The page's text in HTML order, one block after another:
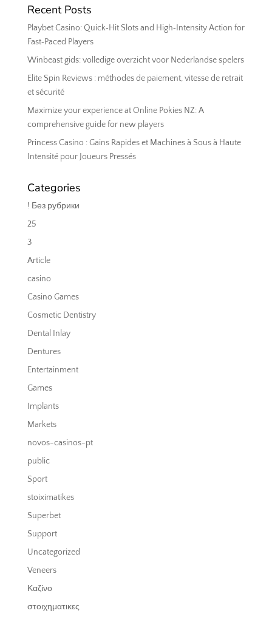
Recent Posts
Playbet Casino: Quick‑Hit Slots and High‑Intensity Action for
Fast‑Paced Players
Winbeast gids: volledige overzicht voor Nederlandse spelers
Elite Spin Reviews : méthodes de paiement, vitesse de retrait
et sécurité
Maximize your experience at Online Pokies NZ: A
comprehensive guide for new players
Princess Casino : Gains Rapides et Machines à Sous à Haute
Intensité pour Joueurs Pressés
Categories
! Без рубрики
25
3
Article
casino
Casino Games
Cosmetic Dentistry
Dental Inlay
Dentures
Entertainment
Games
Implants
Markets
novos-casinos-pt
public
Sport
stoiximatikes
Superbet
Support
Uncategorized
Veneers
Καζίνο
στοιχηματικες